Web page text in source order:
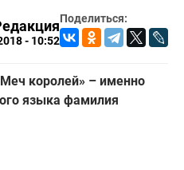
Поделиться:
- 10:52
королей» – именно
языка фамилия